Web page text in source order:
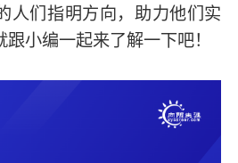
人们指明方向，助力他们实
小编一起来了解一下吧！